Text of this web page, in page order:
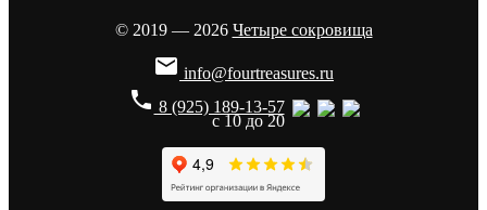
© 2019 — 2026 Четыре сокровища
 info@fourtreasures.ru
phone 8 (925) 189-13-57
с 10 до 20